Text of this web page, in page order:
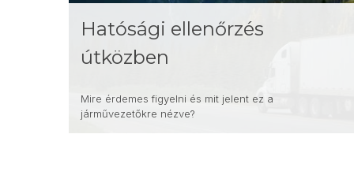
Hatósági ellenőrzés
útközben
Mire érdemes figyelni és mit jelent ez a
járművezetőkre nézve?